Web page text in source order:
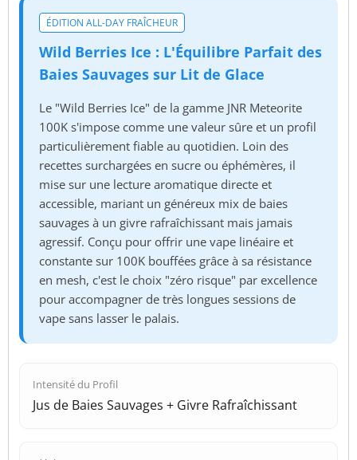
ÉDITION ALL-DAY FRAÎCHEUR
Wild Berries Ice : L'Équilibre Parfait des
Baies Sauvages sur Lit de Glace
Le "Wild Berries Ice" de la gamme JNR Meteorite
100K s'impose comme une valeur sûre et un profil
particulièrement fiable au quotidien. Loin des
recettes surchargées en sucre ou éphémères, il
mise sur une lecture aromatique directe et
accessible, mariant un généreux mix de baies
sauvages à un givre rafraîchissant mais jamais
agressif. Conçu pour offrir une vape linéaire et
constante sur 100K bouffées grâce à sa résistance
en mesh, c'est le choix "zéro risque" par excellence
pour accompagner de très longues sessions de
vape sans lasser le palais.
Intensité du Profil
Jus de Baies Sauvages + Givre Rafraîchissant